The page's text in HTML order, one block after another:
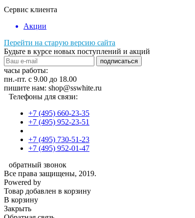
Сервис клиента
Акции
Перейти на старую версию сайта
Будьте в курсе новых поступлений и акций
подписаться
часы работы:
пн.-пт. с 9.00 до 18.00
пишите нам: shop@sswhite.ru
Телефоны для связи:
+7 (495) 660-23-35
+7 (495) 952-23-51
+7 (495) 730-51-23
+7 (495) 952-01-47
обратный звонок
Все права защищены, 2019.
Powered by
Товар добавлен в корзину
В корзину
Закрыть